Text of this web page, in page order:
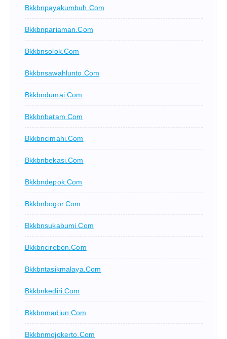
Bkkbnpayakumbuh.com
Bkkbnpariaman.com
Bkkbnsolok.com
Bkkbnsawahlunto.com
Bkkbndumai.com
Bkkbnbatam.com
Bkkbncimahi.com
Bkkbnbekasi.com
Bkkbndepok.com
Bkkbnbogor.com
Bkkbnsukabumi.com
Bkkbncirebon.com
Bkkbntasikmalaya.com
Bkkbnkediri.com
Bkkbnmadiun.com
Bkkbnmojokerto.com